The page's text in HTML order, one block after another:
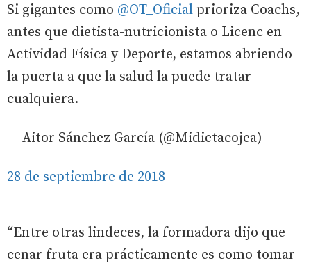
Si gigantes como @OT_Oficial prioriza Coachs,
antes que dietista-nutricionista o Licenc en
Actividad Física y Deporte, estamos abriendo
la puerta a que la salud la puede tratar
cualquiera.
— Aitor Sánchez García (@Midietacojea)
28 de septiembre de 2018
“Entre otras lindeces, la formadora dijo que
cenar fruta era prácticamente es como tomar